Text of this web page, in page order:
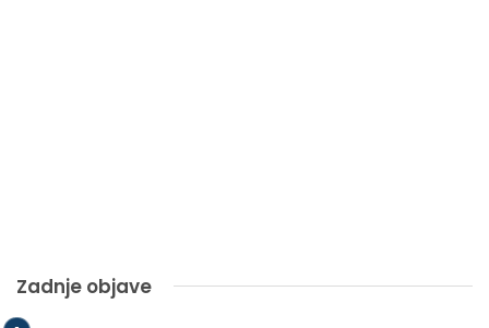
Zadnje objave